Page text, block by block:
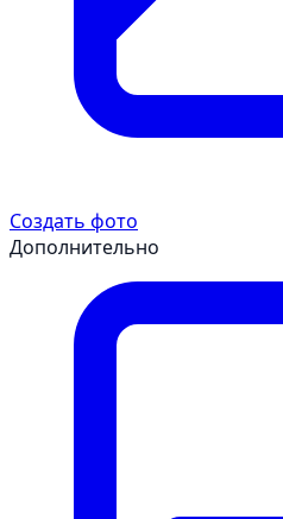
Создать фото
Дополнительно